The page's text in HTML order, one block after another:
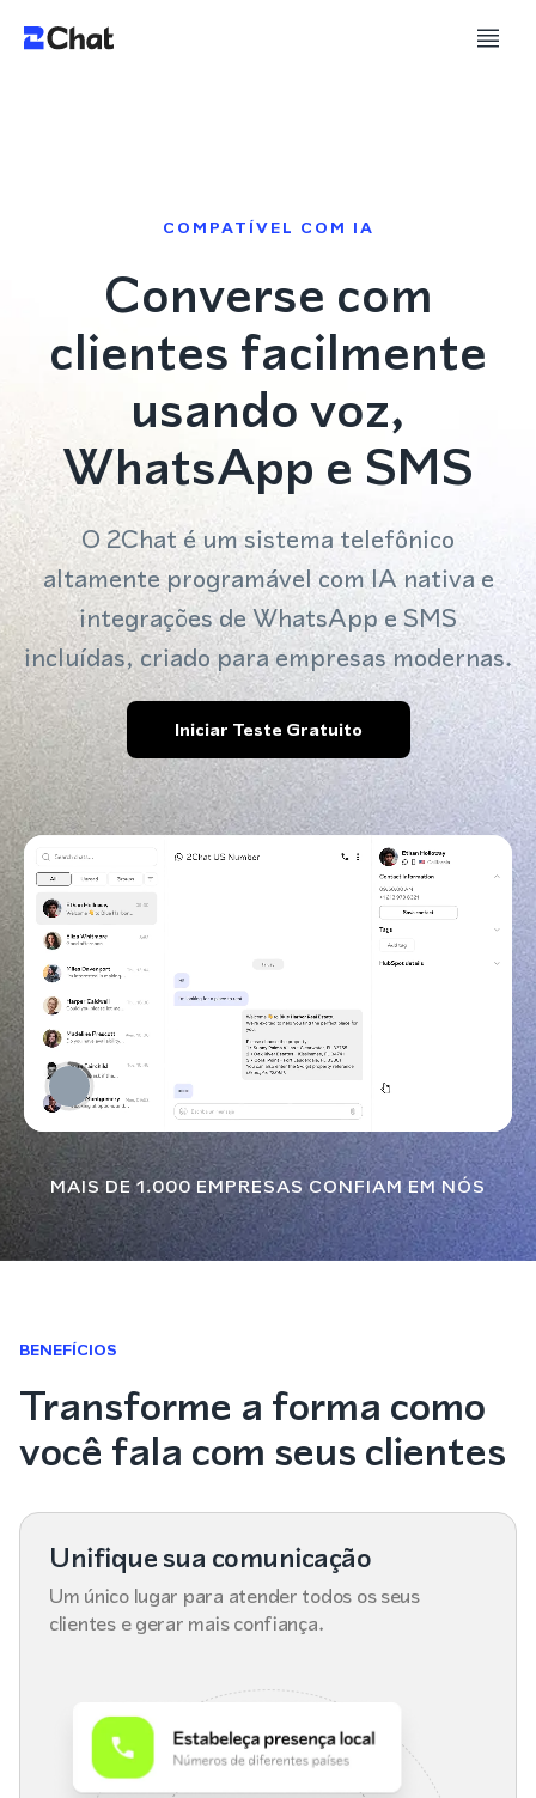
COMPATÍVEL COM IA
Converse com
clientes facilmente
usando voz,
WhatsApp e SMS
O 2Chat é um sistema telefônico
altamente programável com IA nativa e
integrações de WhatsApp e SMS
incluídas, criado para empresas modernas.
Iniciar Teste Gratuito
MAIS DE 1.000 EMPRESAS CONFIAM EM NÓS
BENEFÍCIOS
Transforme a forma como
você fala com seus clientes
Unifique sua comunicação
Um único lugar para atender todos os seus
clientes e gerar mais confiança.